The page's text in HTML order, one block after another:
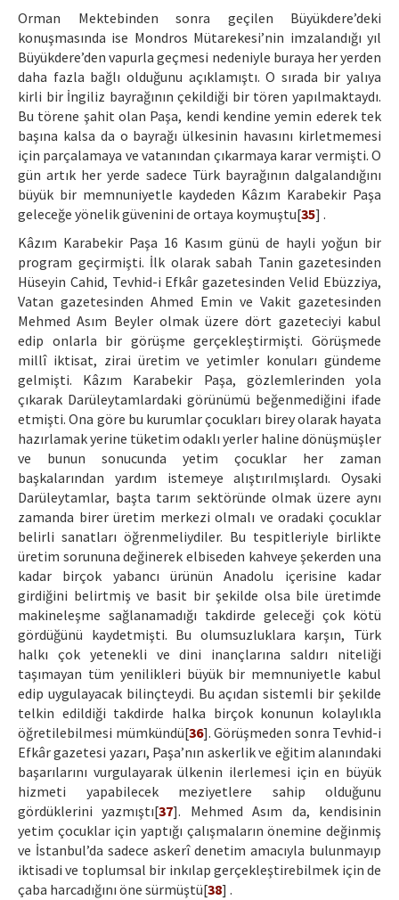
Orman Mektebinden sonra geçilen Büyükdere’deki
konuşmasında ise Mondros Mütarekesi’nin imzalandığı yıl
Büyükdere’den vapurla geçmesi nedeniyle buraya her yerden
daha fazla bağlı olduğunu açıklamıştı. O sırada bir yalıya
kirli bir İngiliz bayrağının çekildiği bir tören yapılmaktaydı.
Bu törene şahit olan Paşa, kendi kendine yemin ederek tek
başına kalsa da o bayrağı ülkesinin havasını kirletmemesi
için parçalamaya ve vatanından çıkarmaya karar vermişti. O
gün artık her yerde sadece Türk bayrağının dalgalandığını
büyük bir memnuniyetle kaydeden Kâzım Karabekir Paşa
geleceğe yönelik güvenini de ortaya koymuştu[35] .
Kâzım Karabekir Paşa 16 Kasım günü de hayli yoğun bir
program geçirmişti. İlk olarak sabah Tanin gazetesinden
Hüseyin Cahid, Tevhid-i Efkâr gazetesinden Velid Ebüzziya,
Vatan gazetesinden Ahmed Emin ve Vakit gazetesinden
Mehmed Asım Beyler olmak üzere dört gazeteciyi kabul
edip onlarla bir görüşme gerçekleştirmişti. Görüşmede
millî iktisat, zirai üretim ve yetimler konuları gündeme
gelmişti. Kâzım Karabekir Paşa, gözlemlerinden yola
çıkarak Darüleytamlardaki görünümü beğenmediğini ifade
etmişti. Ona göre bu kurumlar çocukları birey olarak hayata
hazırlamak yerine tüketim odaklı yerler haline dönüşmüşler
ve bunun sonucunda yetim çocuklar her zaman
başkalarından yardım istemeye alıştırılmışlardı. Oysaki
Darüleytamlar, başta tarım sektöründe olmak üzere aynı
zamanda birer üretim merkezi olmalı ve oradaki çocuklar
belirli sanatları öğrenmeliydiler. Bu tespitleriyle birlikte
üretim sorununa değinerek elbiseden kahveye şekerden una
kadar birçok yabancı ürünün Anadolu içerisine kadar
girdiğini belirtmiş ve basit bir şekilde olsa bile üretimde
makineleşme sağlanamadığı takdirde geleceği çok kötü
gördüğünü kaydetmişti. Bu olumsuzluklara karşın, Türk
halkı çok yetenekli ve dini inançlarına saldırı niteliği
taşımayan tüm yenilikleri büyük bir memnuniyetle kabul
edip uygulayacak bilinçteydi. Bu açıdan sistemli bir şekilde
telkin edildiği takdirde halka birçok konunun kolaylıkla
öğretilebilmesi mümkündü[36]. Görüşmeden sonra Tevhid-i
Efkâr gazetesi yazarı, Paşa’nın askerlik ve eğitim alanındaki
başarılarını vurgulayarak ülkenin ilerlemesi için en büyük
hizmeti yapabilecek meziyetlere sahip olduğunu
gördüklerini yazmıştı[37]. Mehmed Asım da, kendisinin
yetim çocuklar için yaptığı çalışmaların önemine değinmiş
ve İstanbul’da sadece askerî denetim amacıyla bulunmayıp
iktisadi ve toplumsal bir inkılap gerçekleştirebilmek için de
çaba harcadığını öne sürmüştü[38] .